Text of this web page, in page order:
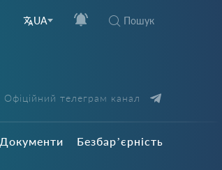
UA Пошук
Офіційний телеграм канал
Документи Безбар’єрність